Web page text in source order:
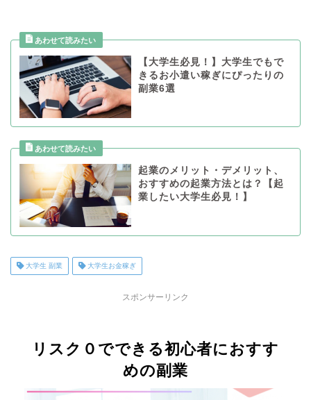
【大学生必見！】大学生でもで
きるお小遣い稼ぎにぴったりの
副業6選
起業のメリット・デメリット、
おすすめの起業方法とは？【起
業したい大学生必見！】
大学生 副業 大学生お金稼ぎ
スポンサーリンク
リスク０でできる初心者におすす
めの副業